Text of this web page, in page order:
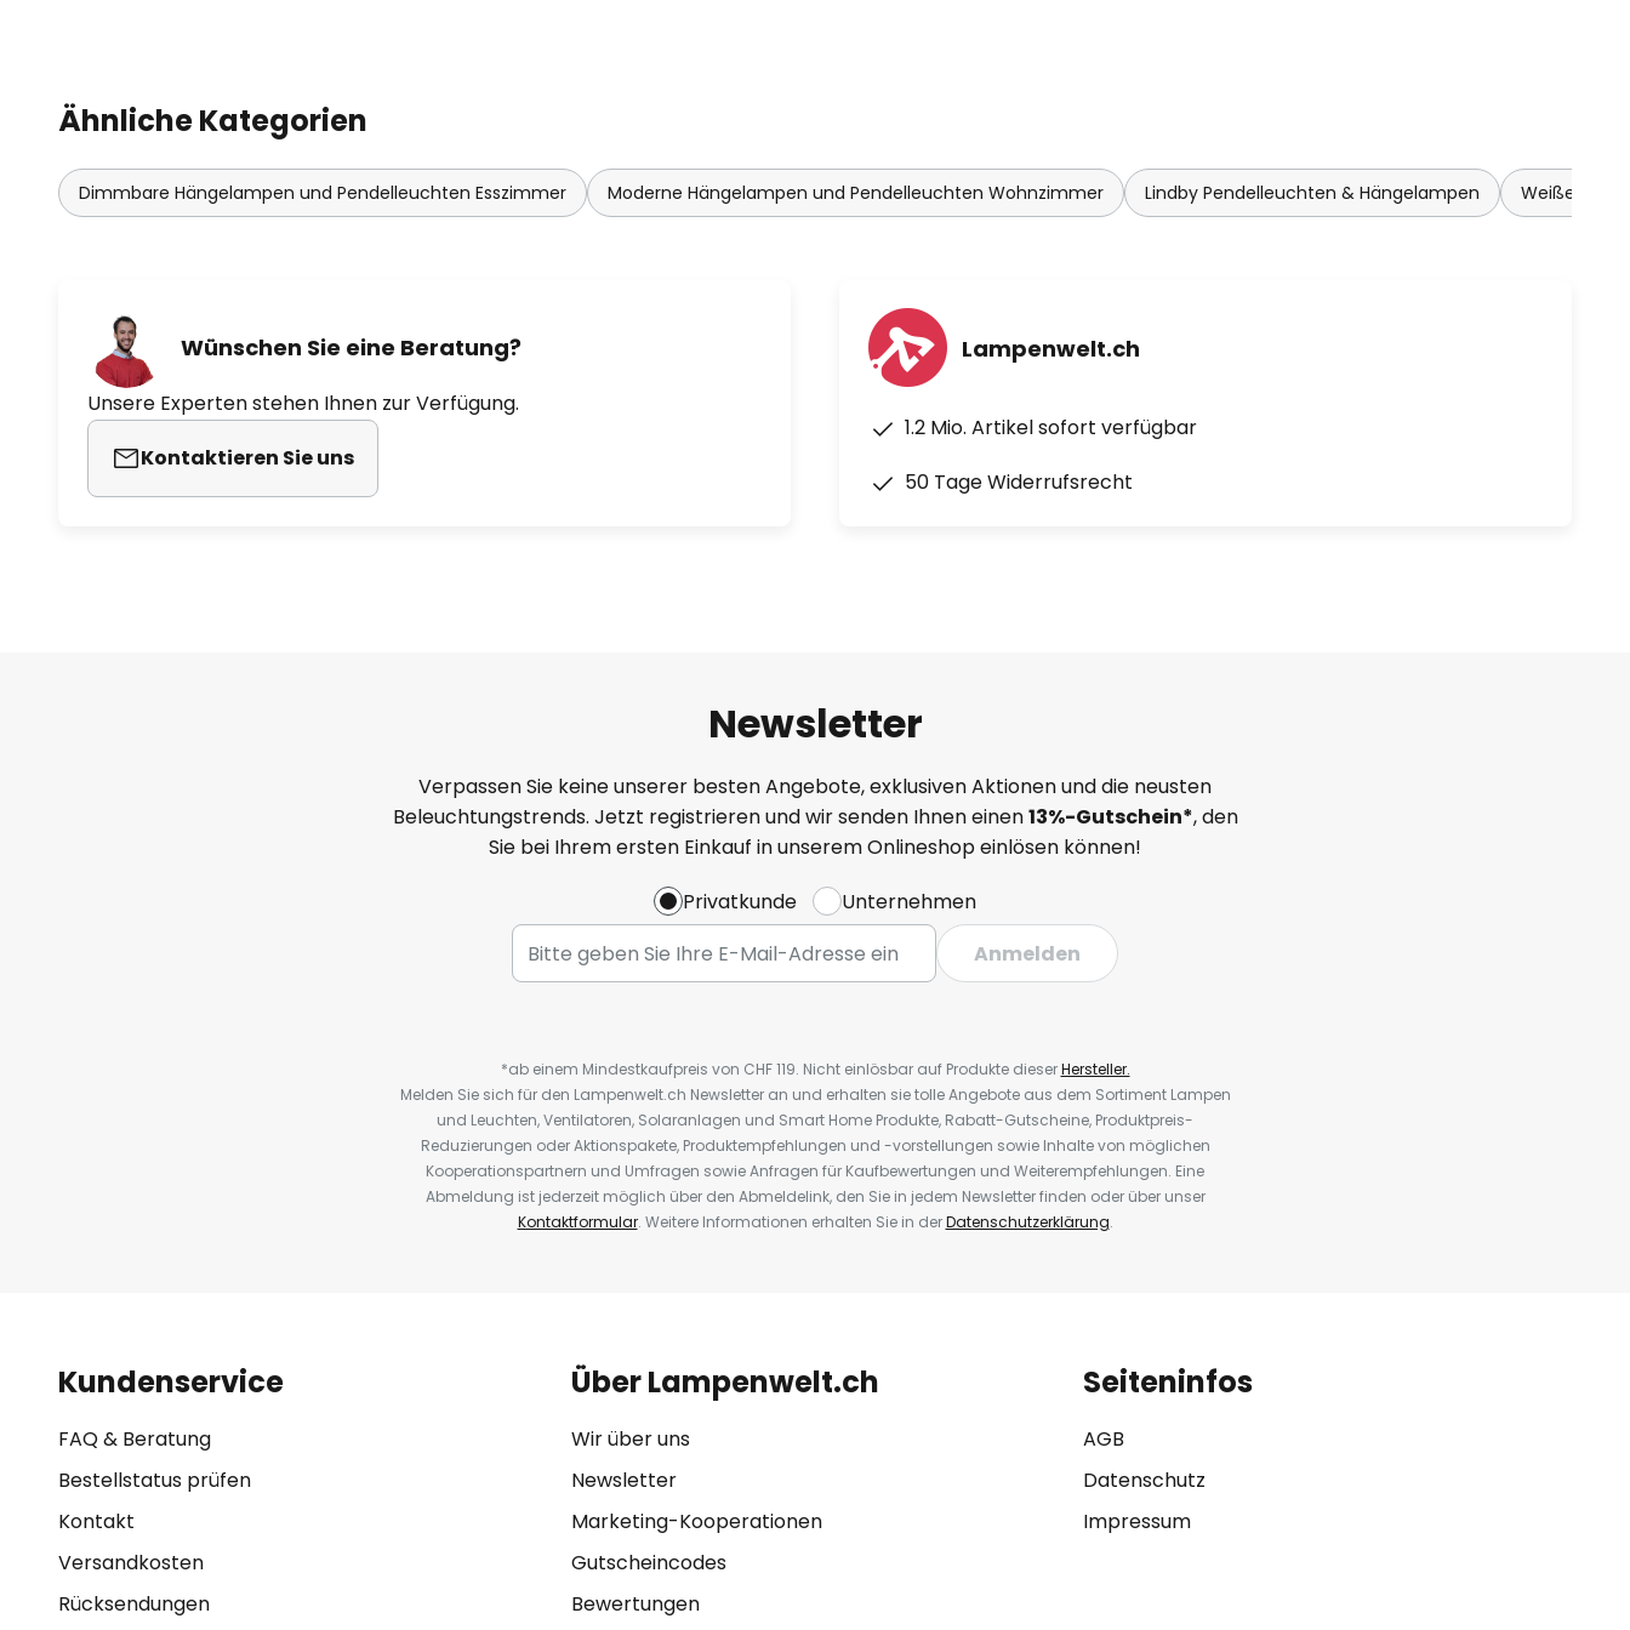
Ähnliche Kategorien
Dimmbare Hängelampen und Pendelleuchten Esszimmer Moderne Hängelampen und Pendelleuchten Wohnzimmer Lindby Pendelleuchten & Hängelampen Weiße
Wünschen Sie eine Beratung?
Unsere Experten stehen Ihnen zur Verfügung.
Kontaktieren Sie uns
Lampenwelt.ch
1.2 Mio. Artikel sofort verfügbar
50 Tage Widerrufsrecht
Newsletter
Verpassen Sie keine unserer besten Angebote, exklusiven Aktionen und die neusten
Beleuchtungstrends. Jetzt registrieren und wir senden Ihnen einen13%-Gutschein*, den
Sie bei Ihrem ersten Einkauf in unserem Onlineshop einlösen können!
Privatkunde
Unternehmen
Anmelden
*ab einem Mindestkaufpreis von CHF 119. Nicht einlösbar auf Produkte dieserHersteller.
Melden Sie sich für den Lampenwelt.ch Newsletter an und erhalten sie tolle Angebote aus dem Sortiment Lampen
und Leuchten, Ventilatoren, Solaranlagen und Smart Home Produkte, Rabatt-Gutscheine, Produktpreis-
Reduzierungen oder Aktionspakete, Produktempfehlungen und -vorstellungen sowie Inhalte von möglichen
Kooperationspartnern und Umfragen sowie Anfragen für Kaufbewertungen und Weiterempfehlungen. Eine
Abmeldung ist jederzeit möglich über den Abmeldelink, den Sie in jedem Newsletter finden oder über unser
Kontaktformular. Weitere Informationen erhalten Sie in derDatenschutzerklärung.
Kundenservice
FAQ & Beratung
Bestellstatus prüfen
Kontakt
Versandkosten
Rücksendungen
Über Lampenwelt.ch
Wir über uns
Newsletter
Marketing-Kooperationen
Gutscheincodes
Bewertungen
Seiteninfos
AGB
Datenschutz
Impressum